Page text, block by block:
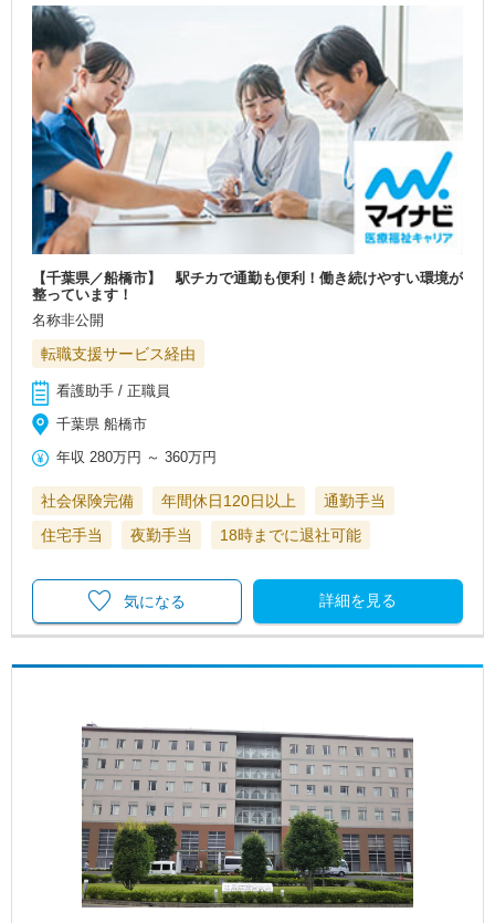
【千葉県／船橋市】 駅チカで通勤も便利！働き続けやすい環境が
整っています！
名称非公開
転職支援サービス経由
看護助手 / 正職員
千葉県 船橋市
年収 280万円 ～360万円
社会保険完備 年間休日120日以上
通勤手当
住宅手当
夜勤手当 18時までに退社可能
詳細を見る
気になる